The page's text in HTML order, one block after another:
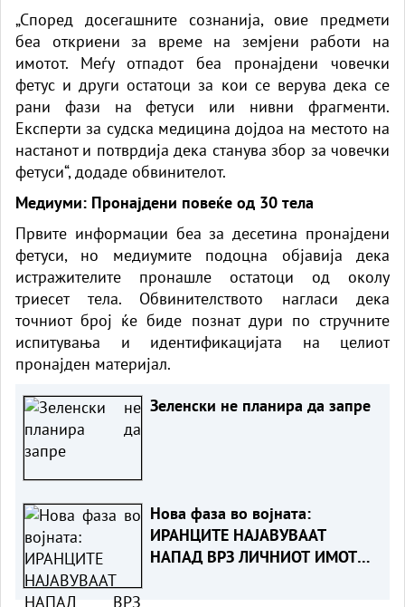
„Според досегашните сознанија, овие предмети
беа откриени за време на земјени работи на
имотот. Меѓу отпадот беа пронајдени човечки
фетус и други остатоци за кои се верува дека се
рани фази на фетуси или нивни фрагменти.
Експерти за судска медицина дојдоа на местото на
настанот и потврдија дека станува збор за човечки
фетуси“, додаде обвинителот.
Медиуми: Пронајдени повеќе од 30 тела
Првите информации беа за десетина пронајдени
фетуси, но медиумите подоцна објавија дека
истражителите пронашле остатоци од околу
триесет тела. Обвинителството нагласи дека
точниот број ќе биде познат дури по стручните
испитувања и идентификацијата на целиот
пронајден материјал.
Зеленски не планира да запре
Нова фаза во војната:
ИРАНЦИТЕ НАЈАВУВААТ
НАПАД ВРЗ ЛИЧНИОТ ИМОТ